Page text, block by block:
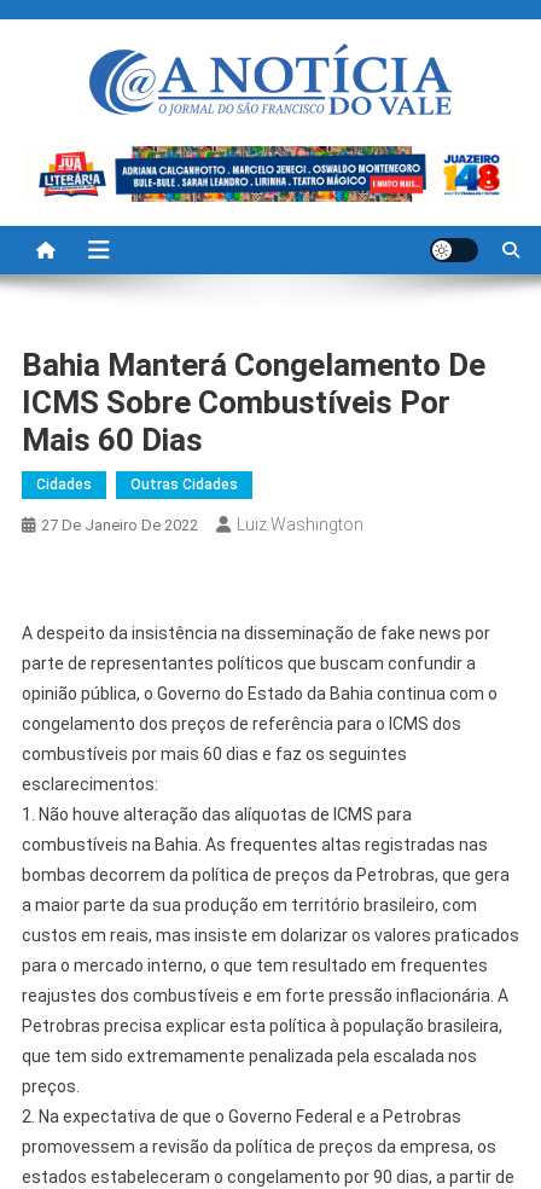
A Noticia Do Vale
Bahia Manterá Congelamento De
ICMS Sobre Combustíveis Por
Mais 60 Dias
Cidades Outras Cidades
27 De Janeiro De 2022 Luiz Washington
A despeito da insistência na disseminação de fake news por
parte de representantes políticos que buscam confundir a
opinião pública, o Governo do Estado da Bahia continua com o
congelamento dos preços de referência para o ICMS dos
combustíveis por mais 60 dias e faz os seguintes
esclarecimentos:
1. Não houve alteração das alíquotas de ICMS para
combustíveis na Bahia. As frequentes altas registradas nas
bombas decorrem da política de preços da Petrobras, que gera
a maior parte da sua produção em território brasileiro, com
custos em reais, mas insiste em dolarizar os valores praticados
para o mercado interno, o que tem resultado em frequentes
reajustes dos combustíveis e em forte pressão inflacionária. A
Petrobras precisa explicar esta política à população brasileira,
que tem sido extremamente penalizada pela escalada nos
preços.
2. Na expectativa de que o Governo Federal e a Petrobras
promovessem a revisão da política de preços da empresa, os
estados estabeleceram o congelamento por 90 dias, a partir de